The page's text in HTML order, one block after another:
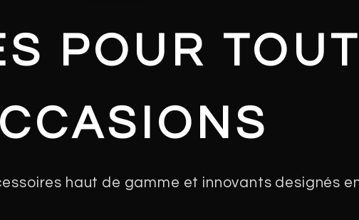
POUR
haut de gamme et innovants designés